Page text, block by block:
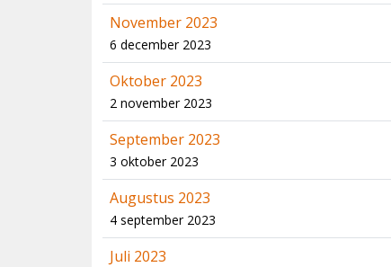
November 2023
6 december 2023
Oktober 2023
2 november 2023
September 2023
3 oktober 2023
Augustus 2023
4 september 2023
Juli 2023